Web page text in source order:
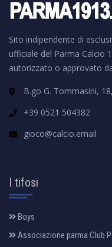
Sito indipendente di
ufficiale del Parma Calcio
autorizzato o approvato
B.go G. Tommasini,
+39 0521 504382
gioco@calcio.email
I tifosi
Boys
Associazione parma Club